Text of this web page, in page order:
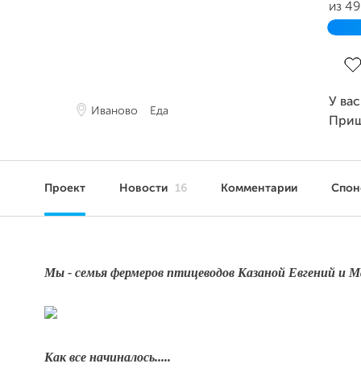
Иваново Еда
из
У
Проект Новости 16 Комментарии
Мы - семья фермеров птицеводов Казаной Евгений и
Как все начиналось.....